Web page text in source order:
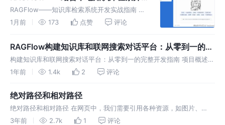
发实战指南（包含聊天、检索本地的知
识库文档和Agent模式）
RAGFlow——知识库检索系统开发实战指南 目
录 项目背景与架构设计 核心功能实现 技术实现
部署与维护 项目背景与架构设计 在开发xxxx思
想文化数智平
1月前 173 点赞 评论
RAGFlow构建知识库和联网搜索对话平台：从零到一的完
整开发指南
构建知识库和联网搜索对话平台：从零到一的完整开发指南 项目概述
本项目集成了AI思维链展示、文档引用、流式响应等先进功能。 我这里
1年前 1.4k 2 评论
绝对路径和相对路径
绝对路径和相对路径 在网页中，我们需要引用各种资源，如图片、
CSS、JavaScript等，而这些资源的路径有两种表示方式：绝对路径和
3年前 2.7k 1 评论